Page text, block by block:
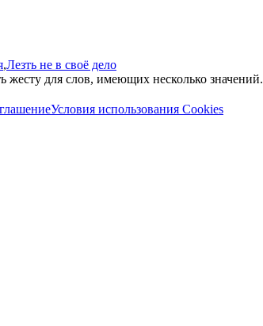
,Лезть не в своё дело
жесту для слов, имеющих несколько значений.
Условия использования Cookies